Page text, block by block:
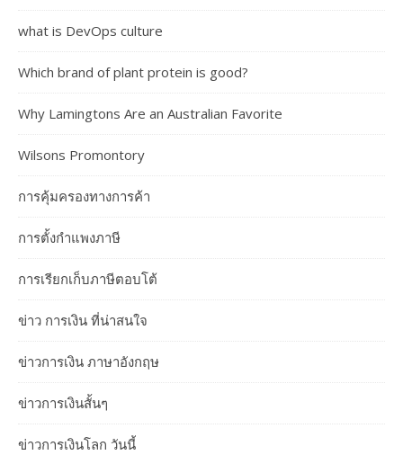
what is DevOps culture
Which brand of plant protein is good?
Why Lamingtons Are an Australian Favorite
Wilsons Promontory
การคุ้มครองทางการค้า
การตั้งกำแพงภาษี
การเรียกเก็บภาษีตอบโต้
ข่าว การเงิน ที่น่าสนใจ
ข่าวการเงิน ภาษาอังกฤษ
ข่าวการเงินสั้นๆ
ข่าวการเงินโลก วันนี้